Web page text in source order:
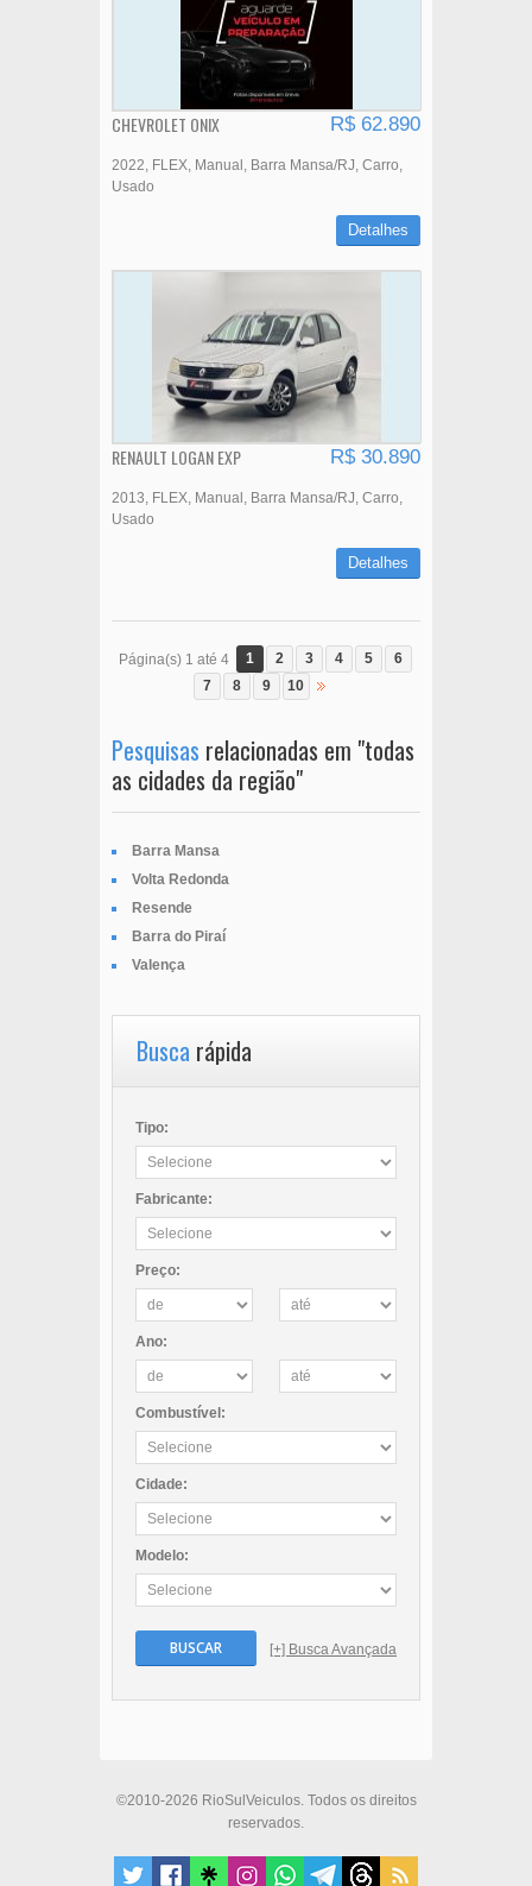
CHEVROLET ONIX R$ 62.890
2022 FLEX Manual Barra Mansa/RJ Carro
Usado
Detalhes
RENAULT LOGAN EXP R$ 30.890
2013 FLEX Manual Barra Mansa/RJ Carro
Usado
Detalhes
Página(s) 1 até 4 1 2 3 4 5
6
7
8 9 10
Pesquisas relacionadas em "todas
as cidades da região"
Barra Mansa
Volta Redonda
Resende
Barra do Piraí
Valença
Busca rápida
Tipo:
Fabricante:
Preço:
Ano:
Combustível:
Cidade:
Modelo:
BUSCAR [+] Busca Avançada
©2010-2026 RioSulVeiculos. Todos os direitos
reservados.